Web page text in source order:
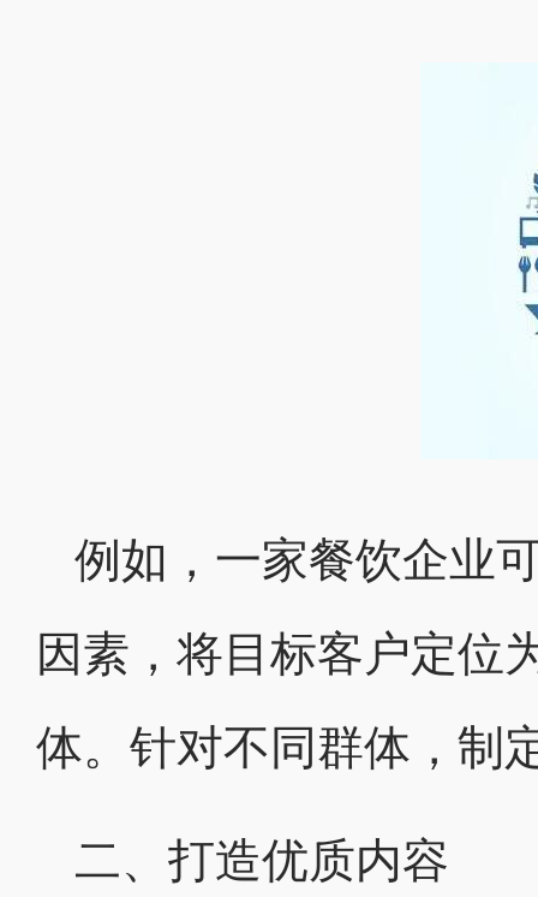
例如，一家餐饮企业
因素，将目标客户定位
体。针对不同群体，制
二、打造优质内容